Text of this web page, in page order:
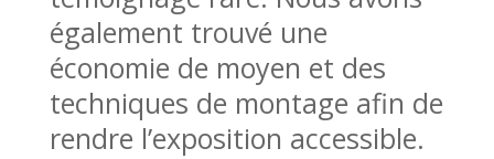
également trouvé une
économie de moyen et des
techniques de montage afin de
rendre l’exposition accessible.